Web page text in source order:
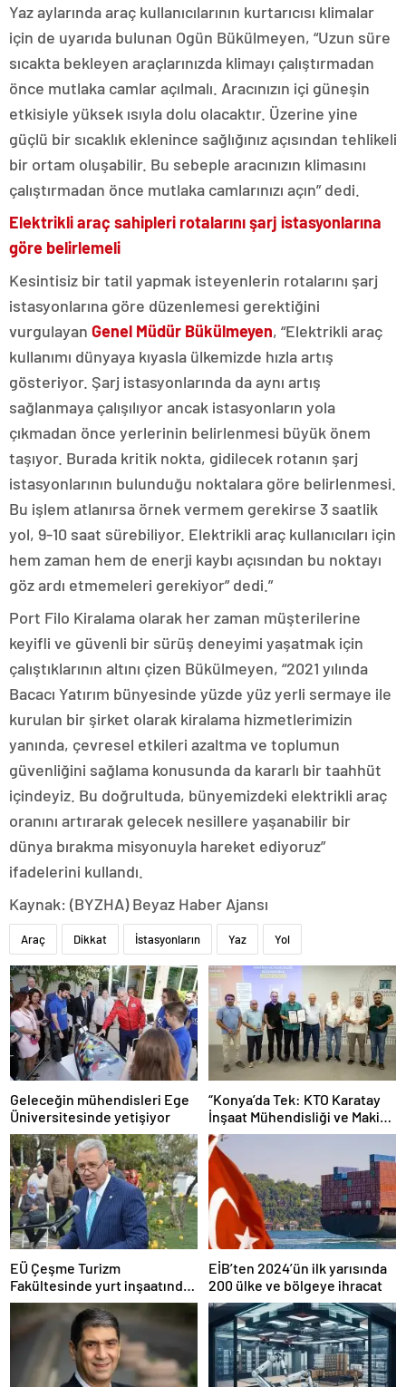
Yaz aylarında araç kullanıcılarının kurtarıcısı klimalar
için de uyarıda bulunan Ogün Bükülmeyen, “Uzun süre
sıcakta bekleyen araçlarınızda klimayı çalıştırmadan
önce mutlaka camlar açılmalı. Aracınızın içi güneşin
etkisiyle yüksek ısıyla dolu olacaktır. Üzerine yine
güçlü bir sıcaklık eklenince sağlığınız açısından tehlikeli
bir ortam oluşabilir. Bu sebeple aracınızın klimasını
çalıştırmadan önce mutlaka camlarınızı açın” dedi.
Elektrikli araç sahipleri rotalarını şarj istasyonlarına
göre belirlemeli
Kesintisiz bir tatil yapmak isteyenlerin rotalarını şarj
istasyonlarına göre düzenlemesi gerektiğini
vurgulayan Genel Müdür Bükülmeyen, “Elektrikli araç
kullanımı dünyaya kıyasla ülkemizde hızla artış
gösteriyor. Şarj istasyonlarında da aynı artış
sağlanmaya çalışılıyor ancak istasyonların yola
çıkmadan önce yerlerinin belirlenmesi büyük önem
taşıyor. Burada kritik nokta, gidilecek rotanın şarj
istasyonlarının bulunduğu noktalara göre belirlenmesi.
Bu işlem atlanırsa örnek vermem gerekirse 3 saatlik
yol, 9-10 saat sürebiliyor. Elektrikli araç kullanıcıları için
hem zaman hem de enerji kaybı açısından bu noktayı
göz ardı etmemeleri gerekiyor” dedi.”
Port Filo Kiralama olarak her zaman müşterilerine
keyifli ve güvenli bir sürüş deneyimi yaşatmak için
çalıştıklarının altını çizen Bükülmeyen, “2021 yılında
Bacacı Yatırım bünyesinde yüzde yüz yerli sermaye ile
kurulan bir şirket olarak kiralama hizmetlerimizin
yanında, çevresel etkileri azaltma ve toplumun
güvenliğini sağlama konusunda da kararlı bir taahhüt
içindeyiz. Bu doğrultuda, bünyemizdeki elektrikli araç
oranını artırarak gelecek nesillere yaşanabilir bir
dünya bırakma misyonuyla hareket ediyoruz”
ifadelerini kullandı.
Kaynak: (BYZHA) Beyaz Haber Ajansı
Araç Dikkat İstasyonların Yaz Yol
Geleceğin mühendisleri Ege
Üniversitesinde yetişiyor
“Konya’da Tek: KTO Karatay
İnşaat Mühendisliği ve Makine
Mühendisliği Bölümleri
Avrupa’da Tanınacak”
EÜ Çeşme Turizm
Fakültesinde yurt inşaatında
sona gelindi
EİB’ten 2024’ün ilk yarısında
200 ülke ve bölgeye ihracat